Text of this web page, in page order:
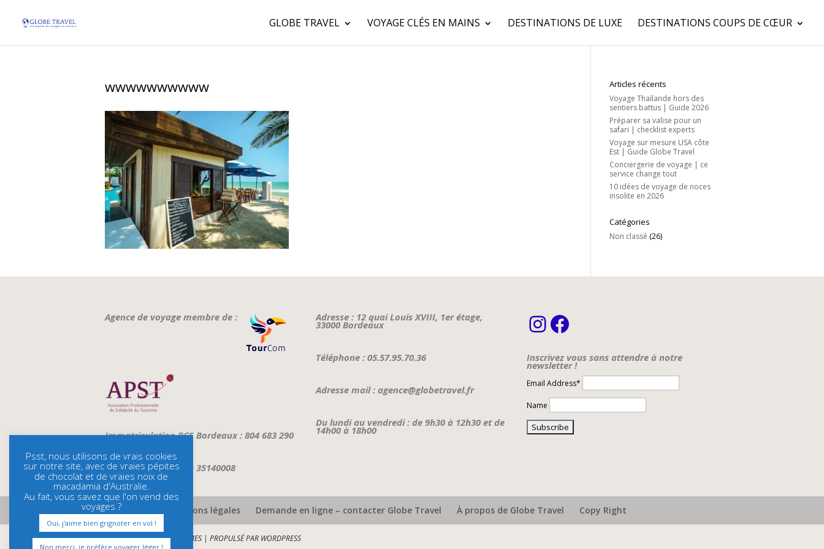
GLOBE TRAVEL VOYAGE CLÉS EN MAINS DESTINATIONS DE LUXE DESTINATIONS COUPS DE CŒUR
wwwwwwwwww Articles récents
Voyage Thaïlande hors des
sentiers battus | Guide 2026
Préparer sa valise pour un
safari | checklist experts
Voyage sur mesure USA côte
Est | Guide Globe Travel
Conciergerie de voyage | ce
service change tout
10 idées de voyage de noces
insolite en 2026
Catégories
Non classé (26)
Agence de voyage membre de :
Immatriculation RCS Bordeaux : 804 683 290
ATOUT FRANCE : IMO 35140008
Adresse : 12 quai Louis XVIII, 1er étage,
33000 Bordeaux
Téléphone : 05.57.95.70.36
Adresse mail : agence@globetravel.fr
Du lundi au vendredi : de 9h30 à 12h30 et de
14h00 à 18h00
Instagram
Facebook
Inscrivez vous sans attendre à notre
newsletter !
Email Address*
Name
Assurances et mentions légales Demande en ligne – contacter Globe Travel À propos de Globe Travel Copy Right
CONÇU PARELEGANT THEMES| PROPULSÉ PAR WORDPRESS
Psst, nous utilisons de vrais cookies
sur notre site, avec de vraies pépites
de chocolat et de vraies noix de
macadamia d'Australie.
Au fait, vous savez que l'on vend des
voyages ?
Oui, j'aime bien grignoter en vol !
Non merci, je préfère voyager léger !